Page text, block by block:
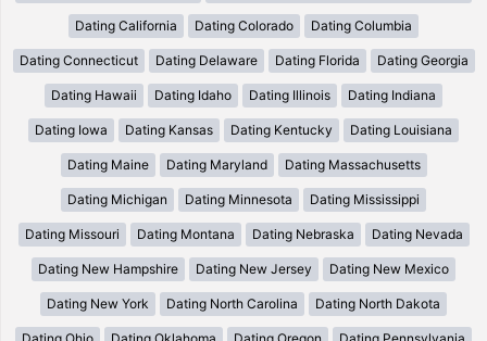
Dating California Dating Colorado Dating Columbia
Dating Connecticut Dating Delaware Dating Florida Dating Georgia
Dating Hawaii Dating Idaho Dating Illinois Dating Indiana
Dating Iowa Dating Kansas Dating Kentucky Dating Louisiana
Dating Maine Dating Maryland Dating Massachusetts
Dating Michigan Dating Minnesota Dating Mississippi
Dating Missouri Dating Montana Dating Nebraska Dating Nevada
Dating New Hampshire Dating New Jersey Dating New Mexico
Dating New York Dating North Carolina Dating North Dakota